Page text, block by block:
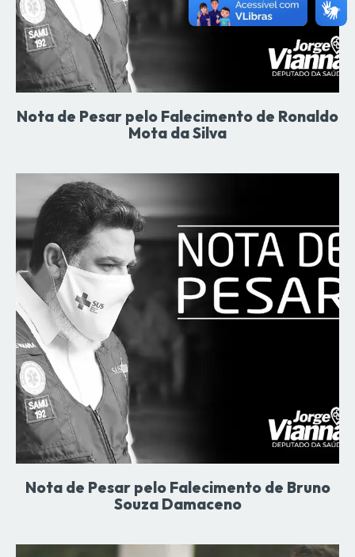
Nota de Pesar pelo Falecimento de Ronaldo
Mota da Silva
Nota de Pesar pelo Falecimento de Bruno
Souza Damaceno